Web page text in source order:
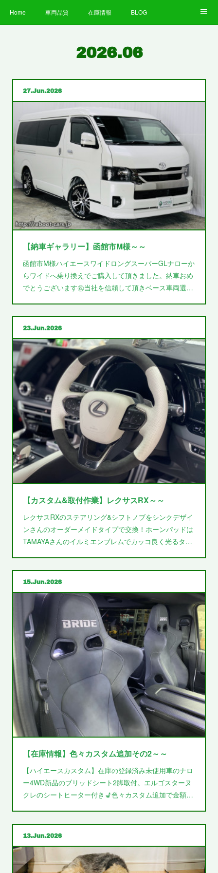
Home 車両品質 在庫情報 BLOG
STAFF 企業情報
2026.06
27 Jun 2026
【納車ギャラリー】函館市M様～～
函館市M様ハイエースワイドロングスーパーGLナローか
らワイドへ乗り換えでご購入して頂きました。納車おめ
でとうございます㊗️当社を信頼して頂きベース車両選…
23 Jun 2026
【カスタム&取付作業】レクサスRX～～
レクサスRXのステアリング&シフトノブをシンクデザイ
ンさんのオーダーメイドタイプで交換！ホーンパッドは
TAMAYAさんのイルミエンブレムでカッコ良く光るタ…
15 Jun 2026
【在庫情報】色々カスタム追加その2～～
【ハイエースカスタム】在庫の登録済み未使用車のナロ
ー4WD新品のブリッドシート2脚取付。エルゴスターヌ
クレのシートヒーター付き💺色々カスタム追加で金額…
13 Jun 2026